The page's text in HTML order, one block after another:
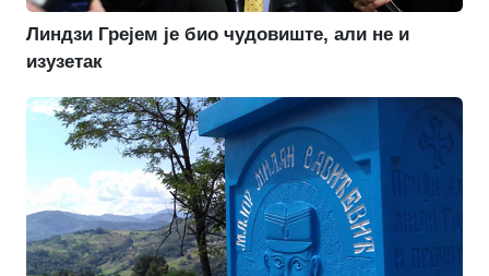
Линдзи Грејем је био чудовиште, али не и
изузетак